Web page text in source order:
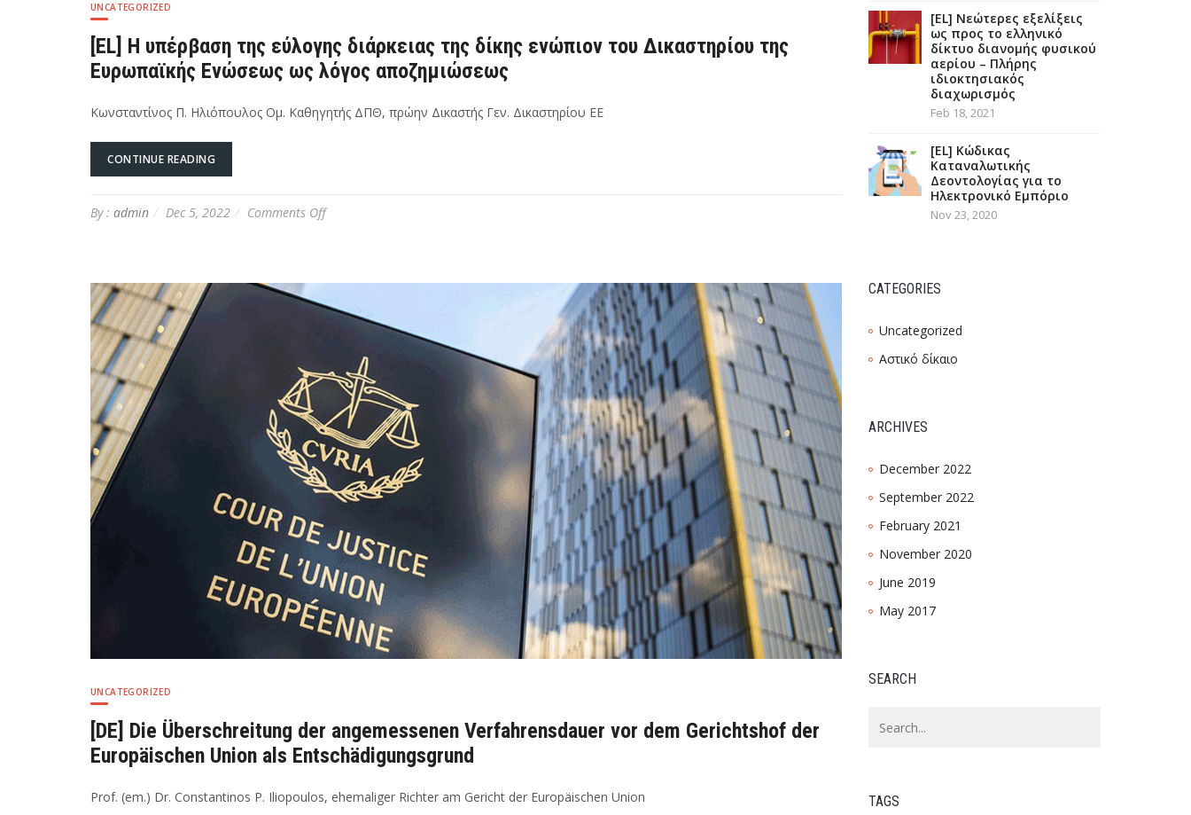
UNCATEGORIZED
[EL] Η υπέρβαση της εύλογης διάρκειας της δίκης ενώπιον του Δικαστηρίου της
Ευρωπαϊκής Ενώσεως ως λόγος αποζημιώσεως
Κωνσταντίνος Π. Ηλιόπουλος Ομ. Καθηγητής ΔΠΘ, πρώην Δικαστής Γεν. Δικαστηρίου ΕΕ
CONTINUE READING
By : admin Dec 5, 2022 Comments Offon
εύλογης
διάρκειας
δίκης
ενώπιον
του
Δικαστηρίου
της
Ευρωπαϊκής
Ενώσεως
ως
λόγος
αποζημιώσεως
UNCATEGORIZED
[DE] Die Überschreitung der angemessenen Verfahrensdauer vor dem Gerichtshof der
Europäischen Union als Entschädigungsgrund
Prof. (em.) Dr. Constantinos P. Iliopoulos, ehemaliger Richter am Gericht der Europäischen Union
[EL] Νεώτερες εξελίξεις
ως προς το ελληνικό
δίκτυο διανομής φυσικού
αερίου – Πλήρης
ιδιοκτησιακός
διαχωρισμός
Feb 18, 2021
[EL] Κώδικας
Καταναλωτικής
Δεοντολογίας για το
Ηλεκτρονικό Εμπόριο
Nov 23, 2020
CATEGORIES
Uncategorized
Αστικό δίκαιο
ARCHIVES
December 2022
September 2022
February 2021
November 2020
June 2019
May 2017
SEARCH
TAGS